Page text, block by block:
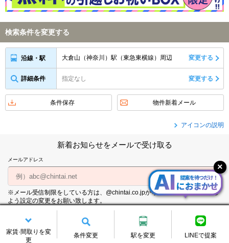
家賃·間取りを変
更
条件変更 駅を変更 LINEで提案
検索条件を変更する
沿線・駅 大倉山（神奈川）駅（東急東横線）周辺 変更する
詳細条件 指定なし 変更する
条件保存 物件新着メール
アイコンの説明
新着お知らせをメールで受け取る
メールアドレス
※メール受信制限をしている方は、@chintai.co.jpからのメールを受信できる
よう設定の変更をお願い致します。
個人情報の取り扱いについて